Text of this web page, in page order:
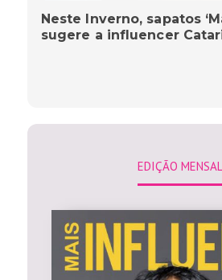
Neste Inverno, sapatos
sugere a influencer
EDIÇÃO MENSAL